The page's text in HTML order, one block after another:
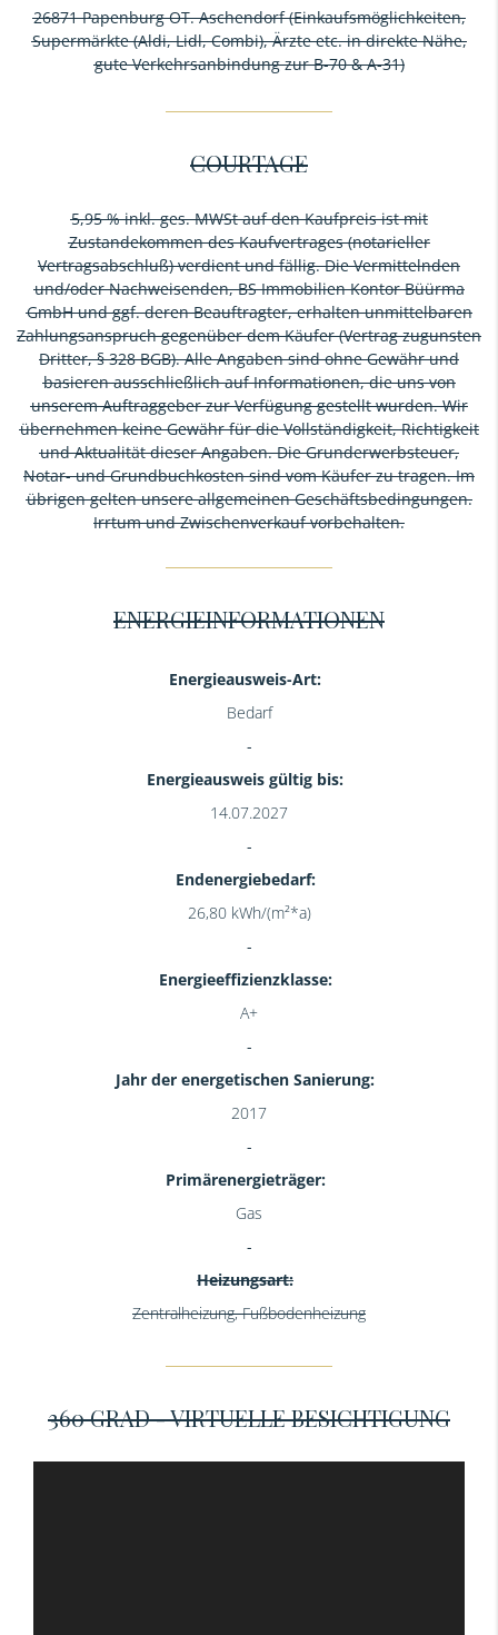
26871 Papenburg OT. Aschendorf (Einkaufsmöglichkeiten,
Supermärkte (Aldi, Lidl, Combi), Ärzte etc. in direkte Nähe,
gute Verkehrsanbindung zur B-70 & A-31)
COURTAGE
5,95 % inkl. ges. MWSt auf den Kaufpreis ist mit
Zustandekommen des Kaufvertrages (notarieller
Vertragsabschluß) verdient und fällig. Die Vermittelnden
und/oder Nachweisenden, BS Immobilien Kontor Büürma
GmbH und ggf. deren Beauftragter, erhalten unmittelbaren
Zahlungsanspruch gegenüber dem Käufer (Vertrag zugunsten
Dritter, § 328 BGB). Alle Angaben sind ohne Gewähr und
basieren ausschließlich auf Informationen, die uns von
unserem Auftraggeber zur Verfügung gestellt wurden. Wir
übernehmen keine Gewähr für die Vollständigkeit, Richtigkeit
und Aktualität dieser Angaben. Die Grunderwerbsteuer,
Notar- und Grundbuchkosten sind vom Käufer zu tragen. Im
übrigen gelten unsere allgemeinen Geschäftsbedingungen.
Irrtum und Zwischenverkauf vorbehalten.
ENERGIEINFORMATIONEN
Energieausweis-Art:
Bedarf
Energieausweis gültig bis:
14.07.2027
Endenergiebedarf:
26,80 kWh/(m²*a)
Energieeffizienzklasse:
A+
Jahr der energetischen Sanierung:
2017
Primärenergieträger:
Gas
Heizungsart:
Zentralheizung, Fußbodenheizung
360 GRAD - VIRTUELLE BESICHTIGUNG